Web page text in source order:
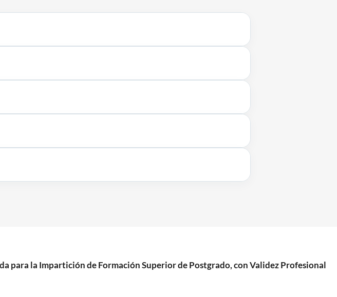
para la Impartición de Formación Superior de Postgrado, con Validez Profesional